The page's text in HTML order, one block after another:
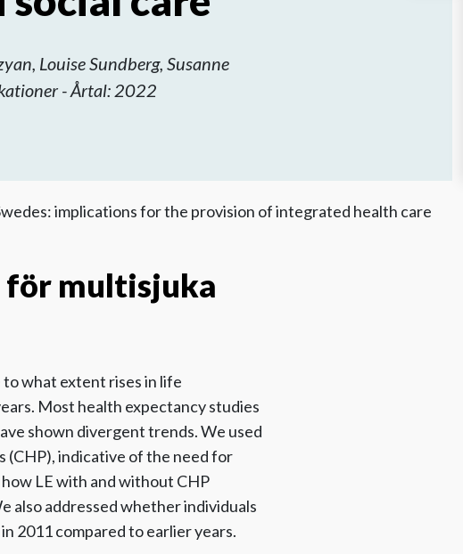
Louise Sundberg, Susanne
- Årtal: 2022
implications for the provision of integrated health care
för multisjuka
to what extent rises in life
Most health expectancy studies
shown divergent trends. We used
(CHP), indicative of the need for
LE with and without CHP
also addressed whether individuals
2011 compared to earlier years.